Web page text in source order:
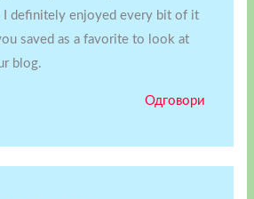
I definitely enjoyed every bit of it
saved as a favorite to look at
blog.
Одговори